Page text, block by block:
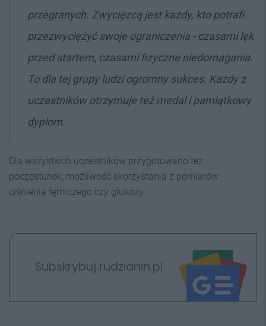
przegranych. Zwycięzcą jest każdy, kto potrafi
przezwyciężyć swoje ograniczenia - czasami lęk
przed startem, czasami fizyczne niedomagania.
To dla tej grupy ludzi ogromny sukces. Każdy z
uczestników otrzymuje też medal i pamiątkowy
dyplom.
Dla wszystkich uczestników przygotowano też
poczęstunek, możliwość skorzystania z pomiarów
ciśnienia tętniczego czy glukozy.
Subskrybuj rudzianin.pl